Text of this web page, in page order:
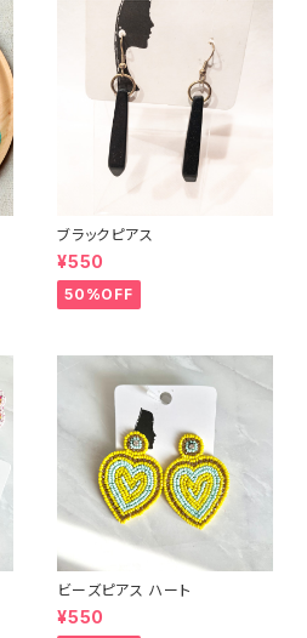
ブラックピアス
¥550
50%OFF
ビーズピアス ハート
¥550